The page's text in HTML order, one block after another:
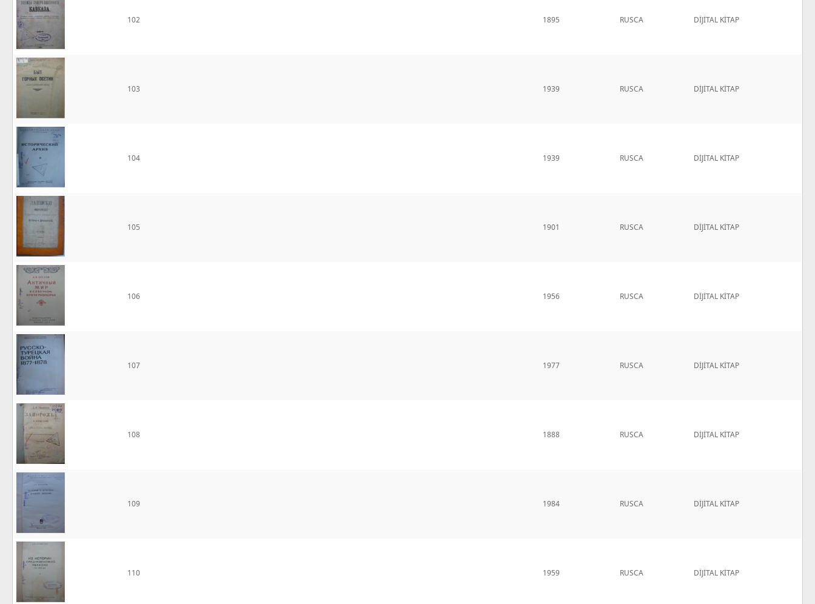
102 1895 RUSCA DİJİTAL KİTAP
103 1939 RUSCA DİJİTAL KİTAP
104 1939 RUSCA DİJİTAL KİTAP
105 1901 RUSCA DİJİTAL KİTAP
106 1956 RUSCA DİJİTAL KİTAP
107 1977 RUSCA DİJİTAL KİTAP
108 1888 RUSCA DİJİTAL KİTAP
109 1984 RUSCA DİJİTAL KİTAP
110 1959 RUSCA DİJİTAL KİTAP